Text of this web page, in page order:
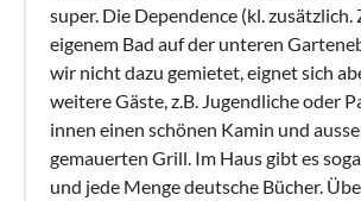
super. Die Dependence (kl.
eigenem Bad auf der unteren
wir nicht dazu gemietet, eignet sich
weitere Gäste, z.B. Jugendliche oder
innen einen schönen Kamin und
gemauerten Grill. Im Haus gibt es
und jede Menge deutsche Bücher.